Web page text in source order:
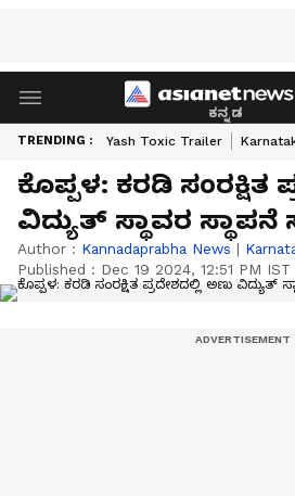
ಕನ್ನಡ
TRENDING : Yash Toxic Trailer
ಕೊಪ್ಪಳ: ಕರಡಿ ಸಂರಕ್ಷಿತ
ವಿದ್ಯುತ್‌ ಸ್ಥಾವರ
Author : Kannadaprabha News |
Published : Dec 19 2024, 12:51 PM IST